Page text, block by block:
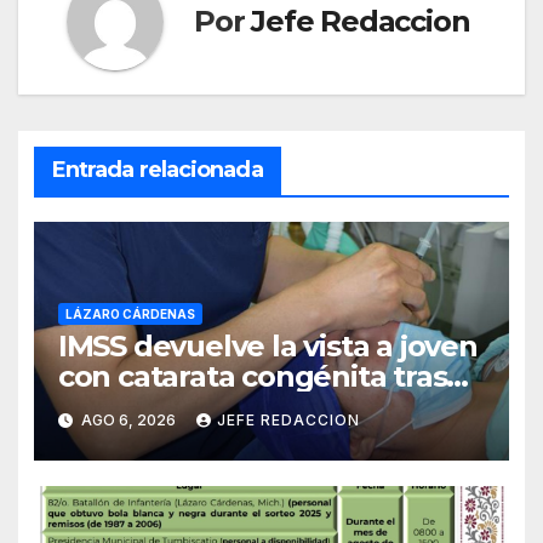
PorJefe Redaccion
Entrada relacionada
LÁZARO CÁRDENAS
IMSS devuelve la vista a joven
con catarata congénita tras
23 años de limitación visual
AGO 6, 2026 JEFE REDACCION